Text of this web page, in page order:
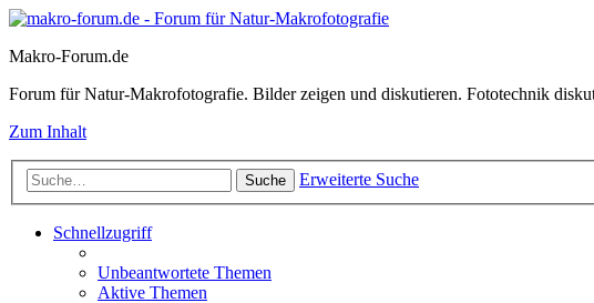
Makro-Forum.de
Forum für Natur-Makrofotografie. Bilder zeigen und diskutieren. Fototechnik
Zum Inhalt
Suche Erweiterte Suche
Schnellzugriff
Unbeantwortete Themen
Aktive Themen